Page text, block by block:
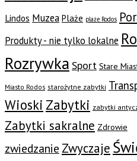
Lindos Muzea Plaże plaże Rodos
Produkty - nie tylko lokalne
Rozrywka Sport Stare
Miasto Rodos starożytne zabytki
Wioski Zabytki zabytki
Zabytki sakralne Zdrowie
zwiedzanie Zwyczaje